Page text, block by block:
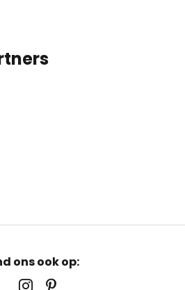
ons ook op: